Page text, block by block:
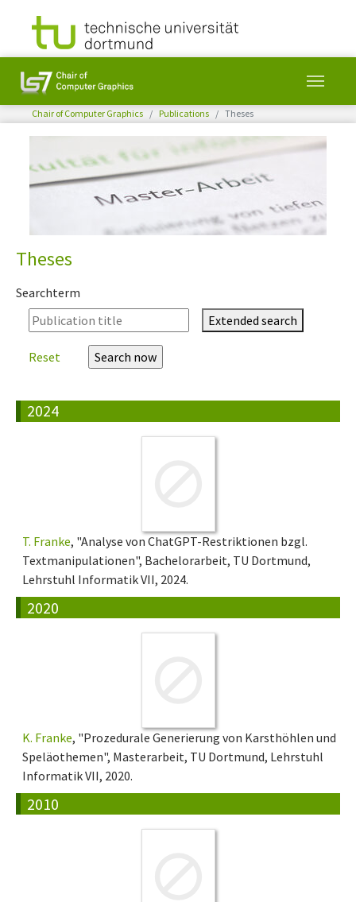
Skip to main content
You are here:
Chair of Computer Graphics Publications Theses
Theses
Searchterm
Extended search
Reset
2024
T. Franke, "Analyse von ChatGPT-Restriktionen bzgl.
Textmanipulationen", Bachelorarbeit, TU Dortmund,
Lehrstuhl Informatik VII, 2024.
2020
K. Franke, "Prozedurale Generierung von Karsthöhlen und
Speläothemen", Masterarbeit, TU Dortmund, Lehrstuhl
Informatik VII, 2020.
2010